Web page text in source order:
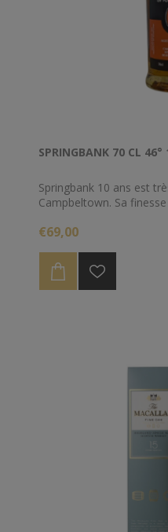
SPRINGBANK 70 CL
Springbank 10 ans est
Campbeltown. Sa
ses principaux traits de
bourbon et 40% dans
€69,00